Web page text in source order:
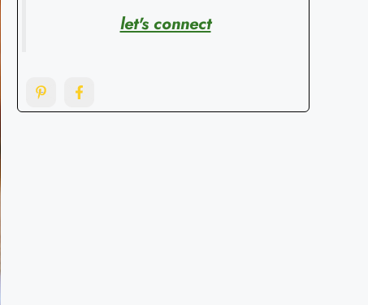
let's connect